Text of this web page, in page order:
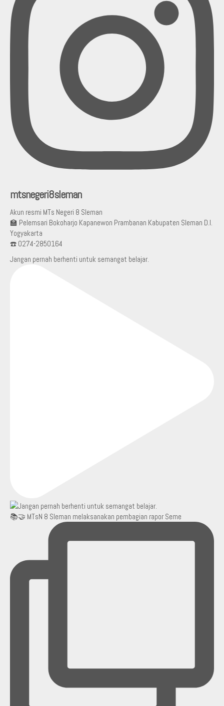
mtsnegeri8sleman
Akun resmi MTs Negeri 8 Sleman
🏫 Pelemsari Bokoharjo Kapanewon Prambanan Kabupaten Sleman D.I.
Yogyakarta
☎️ 0274-2850164
Jangan pernah berhenti untuk semangat belajar.
📚🤝 MTsN 8 Sleman melaksanakan pembagian rapor Seme